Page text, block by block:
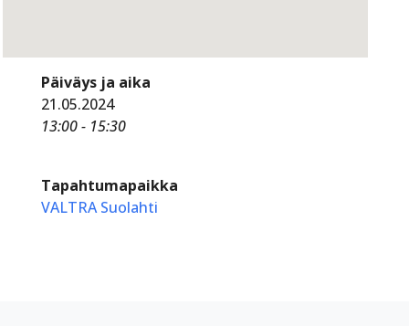
Päiväys ja aika
21.05.2024
13:00 - 15:30
Tapahtumapaikka
VALTRA Suolahti